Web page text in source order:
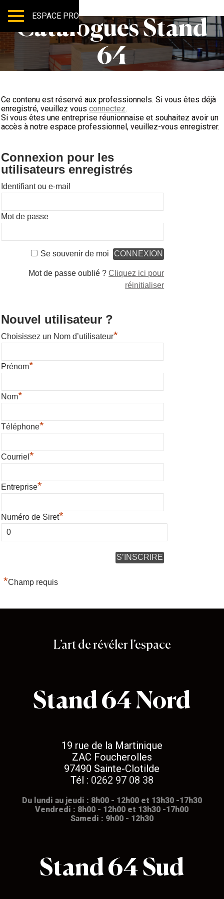
ESPACE PRO
Catalogues Stand
64
Ce contenu est réservé aux professionnels. Si vous êtes déjà
enregistré, veuillez vousconnectez.
Si vous êtes une entreprise réunionnaise et souhaitez avoir un
accès à notre espace professionnel, veuillez-vous enregistrer.
Connexion pour les
utilisateurs enregistrés
Identifiant ou e-mail
Mot de passe
Se souvenir de moi
Mot de passe oublié ?Cliquez ici pour
réinitialiser
Nouvel utilisateur ?
Choisissez un Nom d’utilisateur*
Prénom*
Nom*
Téléphone*
Courriel*
Entreprise*
Numéro de Siret*
*Champ requis
L’art de révéler l’espace
Stand 64 Nord
19 rue de la Martinique
ZAC Foucherolles
97490 Sainte-Clotilde
Tél : 0262 97 08 38
Du lundi au jeudi : 8h00 - 12h00 et 13h30 -17h30
Vendredi : 8h00 - 12h00 et 13h30 -17h00
Samedi : 9h00 - 12h30
Stand 64 Sud